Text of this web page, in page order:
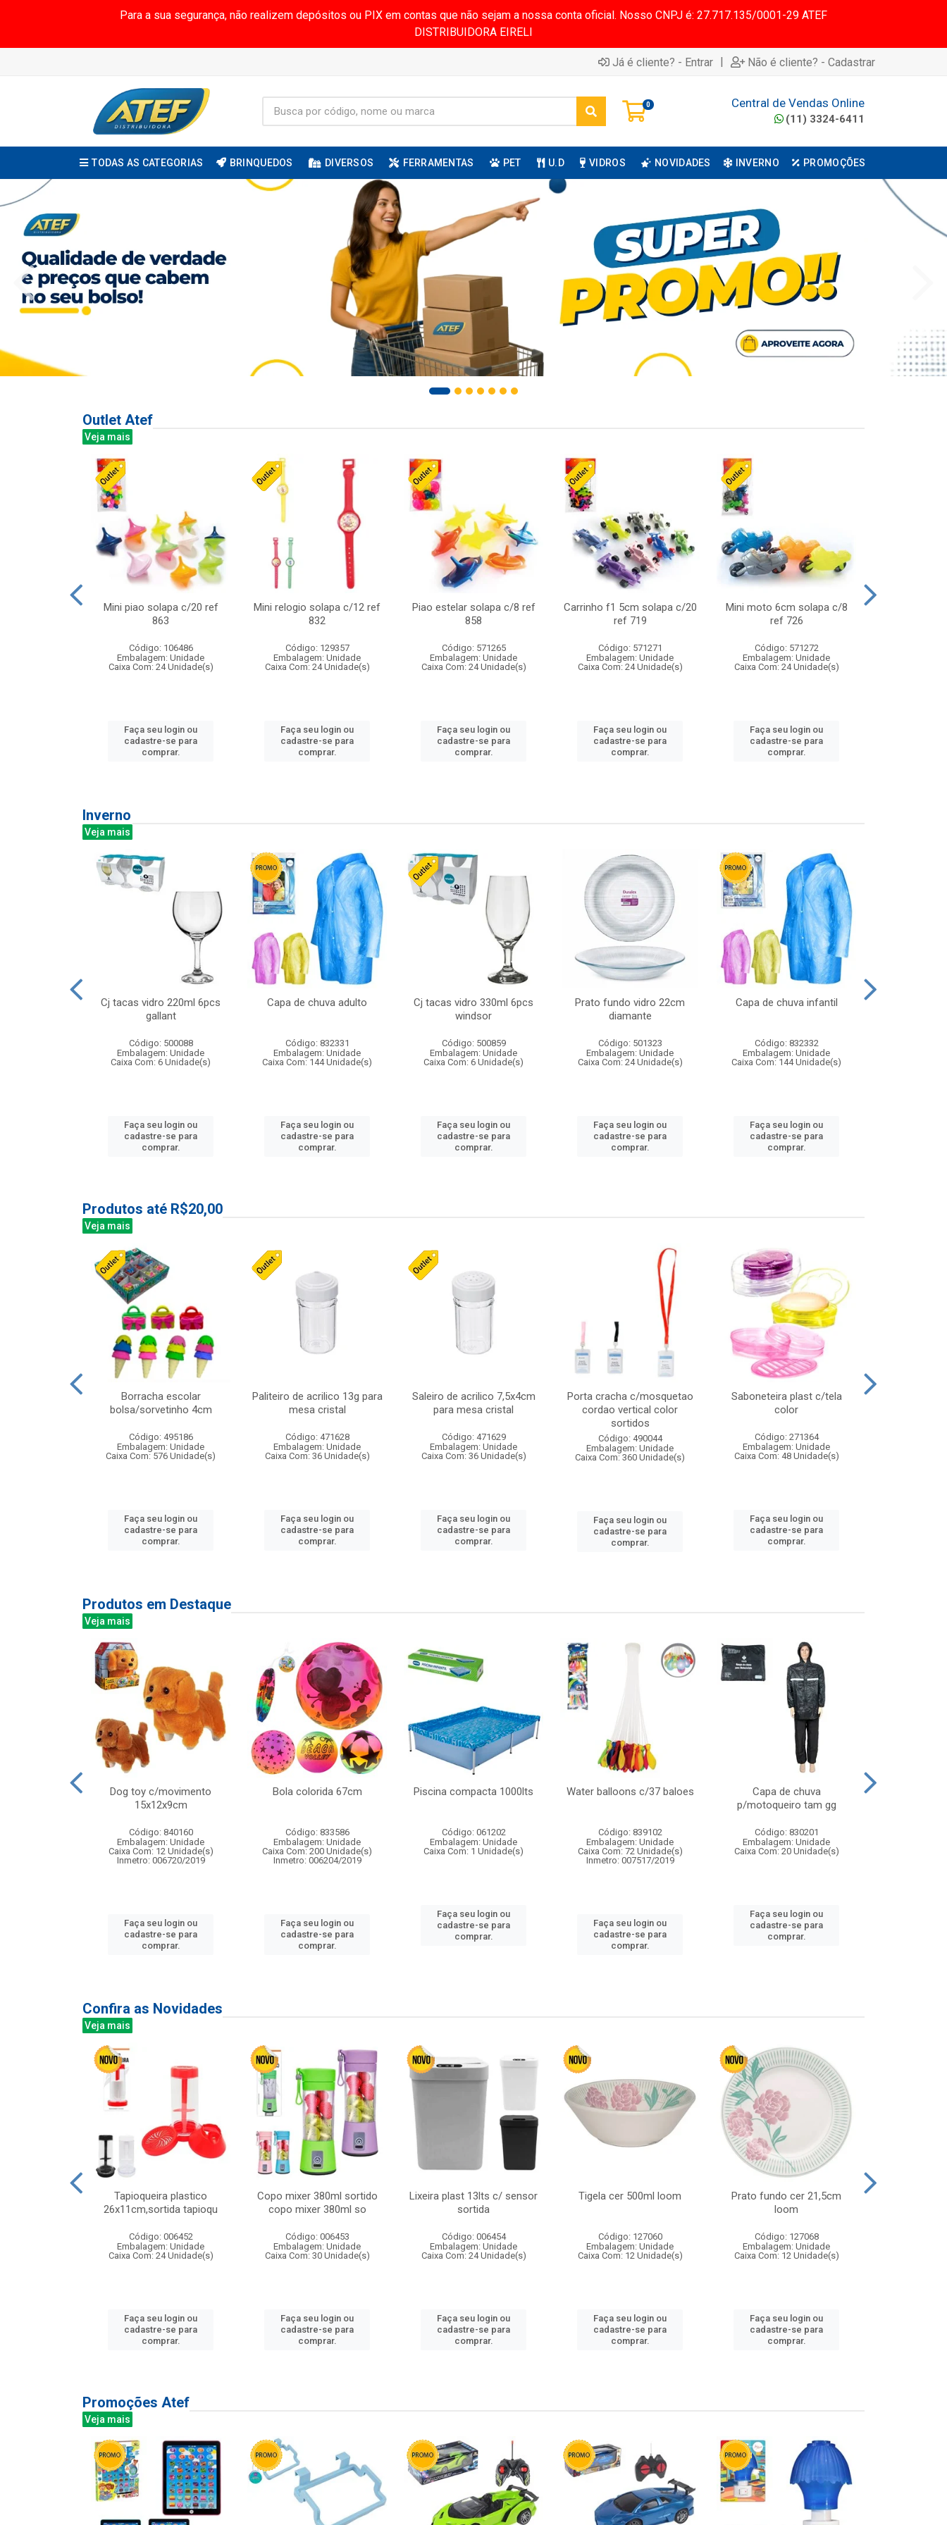
Para a sua segurança, não realizem depósitos ou PIX em contas que não sejam a nossa conta oficial. Nosso CNPJ é: 27.717.135/0001-29 ATEF
DISTRIBUIDORA EIRELI
Já é cliente? - Entrar | Não é cliente? - Cadastrar
0 Central de Vendas Online
(11) 3324-6411
TODAS AS CATEGORIAS BRINQUEDOS DIVERSOS FERRAMENTAS PET U.D VIDROS NOVIDADES INVERNO PROMOÇÕES
Outlet Atef
Veja mais
Mini piao solapa c/20 ref
863
Código: 106486
Embalagem: Unidade
Caixa Com: 24 Unidade(s)
Faça seu login ou
cadastre-se para
comprar.
Mini relogio solapa c/12 ref
832
Código: 129357
Embalagem: Unidade
Caixa Com: 24 Unidade(s)
Faça seu login ou
cadastre-se para
comprar.
Piao estelar solapa c/8 ref
858
Código: 571265
Embalagem: Unidade
Caixa Com: 24 Unidade(s)
Faça seu login ou
cadastre-se para
comprar.
Carrinho f1 5cm solapa c/20
ref 719
Código: 571271
Embalagem: Unidade
Caixa Com: 24 Unidade(s)
Faça seu login ou
cadastre-se para
comprar.
Mini moto 6cm solapa c/8
ref 726
Código: 571272
Embalagem: Unidade
Caixa Com: 24 Unidade(s)
Faça seu login ou
cadastre-se para
comprar.
Inverno
Veja mais
Cj tacas vidro 220ml 6pcs
gallant
Código: 500088
Embalagem: Unidade
Caixa Com: 6 Unidade(s)
Faça seu login ou
cadastre-se para
comprar.
Capa de chuva adulto
Código: 832331
Embalagem: Unidade
Caixa Com: 144 Unidade(s)
Faça seu login ou
cadastre-se para
comprar.
Cj tacas vidro 330ml 6pcs
windsor
Código: 500859
Embalagem: Unidade
Caixa Com: 6 Unidade(s)
Faça seu login ou
cadastre-se para
comprar.
Prato fundo vidro 22cm
diamante
Código: 501323
Embalagem: Unidade
Caixa Com: 24 Unidade(s)
Faça seu login ou
cadastre-se para
comprar.
Capa de chuva infantil
Código: 832332
Embalagem: Unidade
Caixa Com: 144 Unidade(s)
Faça seu login ou
cadastre-se para
comprar.
Produtos até R$20,00
Veja mais
Borracha escolar
bolsa/sorvetinho 4cm
Código: 495186
Embalagem: Unidade
Caixa Com: 576 Unidade(s)
Faça seu login ou
cadastre-se para
comprar.
Paliteiro de acrilico 13g para
mesa cristal
Código: 471628
Embalagem: Unidade
Caixa Com: 36 Unidade(s)
Faça seu login ou
cadastre-se para
comprar.
Saleiro de acrilico 7,5x4cm
para mesa cristal
Código: 471629
Embalagem: Unidade
Caixa Com: 36 Unidade(s)
Faça seu login ou
cadastre-se para
comprar.
Porta cracha c/mosquetao
cordao vertical color
sortidos
Código: 490044
Embalagem: Unidade
Caixa Com: 360 Unidade(s)
Faça seu login ou
cadastre-se para
comprar.
Saboneteira plast c/tela
color
Código: 271364
Embalagem: Unidade
Caixa Com: 48 Unidade(s)
Faça seu login ou
cadastre-se para
comprar.
Produtos em Destaque
Veja mais
Dog toy c/movimento
15x12x9cm
Código: 840160
Embalagem: Unidade
Caixa Com: 12 Unidade(s)
Inmetro: 006720/2019
Faça seu login ou
cadastre-se para
comprar.
Bola colorida 67cm
Código: 833586
Embalagem: Unidade
Caixa Com: 200 Unidade(s)
Inmetro: 006204/2019
Faça seu login ou
cadastre-se para
comprar.
Piscina compacta 1000lts
Código: 061202
Embalagem: Unidade
Caixa Com: 1 Unidade(s)
Faça seu login ou
cadastre-se para
comprar.
Water balloons c/37 baloes
Código: 839102
Embalagem: Unidade
Caixa Com: 72 Unidade(s)
Inmetro: 007517/2019
Faça seu login ou
cadastre-se para
comprar.
Capa de chuva
p/motoqueiro tam gg
Código: 830201
Embalagem: Unidade
Caixa Com: 20 Unidade(s)
Faça seu login ou
cadastre-se para
comprar.
Confira as Novidades
Veja mais
Tapioqueira plastico
26x11cm,sortida tapioqu
Código: 006452
Embalagem: Unidade
Caixa Com: 24 Unidade(s)
Faça seu login ou
cadastre-se para
comprar.
Copo mixer 380ml sortido
copo mixer 380ml so
Código: 006453
Embalagem: Unidade
Caixa Com: 30 Unidade(s)
Faça seu login ou
cadastre-se para
comprar.
Lixeira plast 13lts c/ sensor
sortida
Código: 006454
Embalagem: Unidade
Caixa Com: 24 Unidade(s)
Faça seu login ou
cadastre-se para
comprar.
Tigela cer 500ml loom
Código: 127060
Embalagem: Unidade
Caixa Com: 12 Unidade(s)
Faça seu login ou
cadastre-se para
comprar.
Prato fundo cer 21,5cm
loom
Código: 127068
Embalagem: Unidade
Caixa Com: 12 Unidade(s)
Faça seu login ou
cadastre-se para
comprar.
Promoções Atef
Veja mais